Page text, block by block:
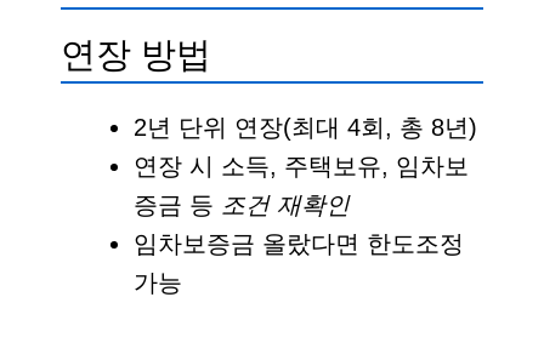
연장 방법
2년 단위 연장(최대 4회, 총 8년)
연장 시 소득, 주택보유, 임차보
증금 등 조건 재확인
임차보증금 올랐다면 한도조정
가능